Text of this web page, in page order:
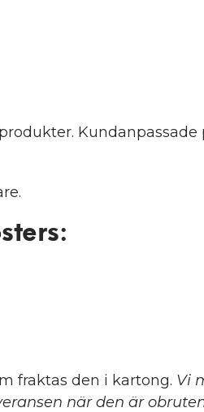
:
fraktas den i kartong. Vi
när den är